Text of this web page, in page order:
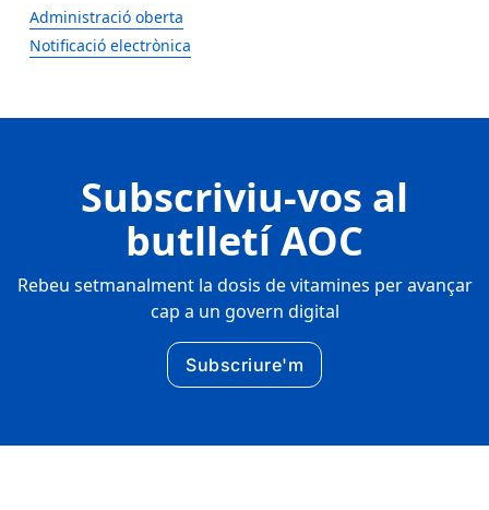
Administració oberta
Notificació electrònica
Subscriviu-vos al
butlletí AOC
Rebeu setmanalment la dosis de vitamines per avançar
cap a un govern digital
Subscriure'm